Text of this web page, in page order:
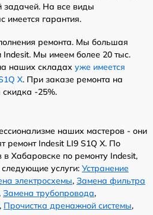
задачей. На все виды
имеется гарантия.
ремонта. Мы большая
Indesit. Мы имеем более 20 тыс.
наших складах уже имеется
X. При заказе ремонта на
скидка -25%.
наших мастеров - они
ремонт Indesit LI9 S1Q X. По
Хабаровске по ремонту Indesit,
услуги: Устранение
электросхемы, Замена фильтра
Замена трубопровода,
, Прочистка дренажной системы,